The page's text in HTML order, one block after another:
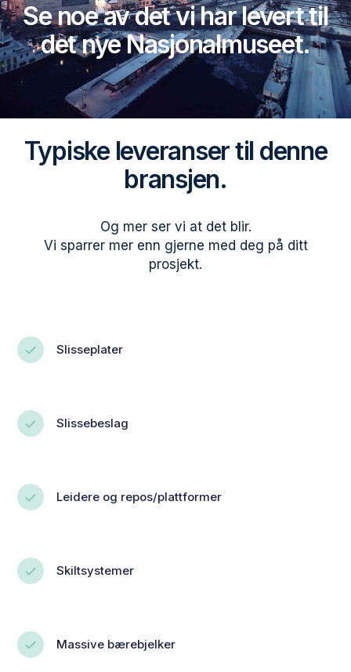
Se noe av det vi har levert til
det nye Nasjonalmuseet.
Typiske leveranser til denne
bransjen.
Og mer ser vi at det blir.
Vi sparrer mer enn gjerne med deg på ditt
prosjekt.
Slisseplater
Slissebeslag
Leidere og repos/plattformer
Skiltsystemer
Massive bærebjelker